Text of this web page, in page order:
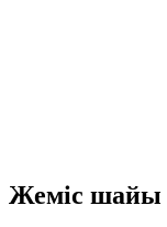
Жеміс шайы